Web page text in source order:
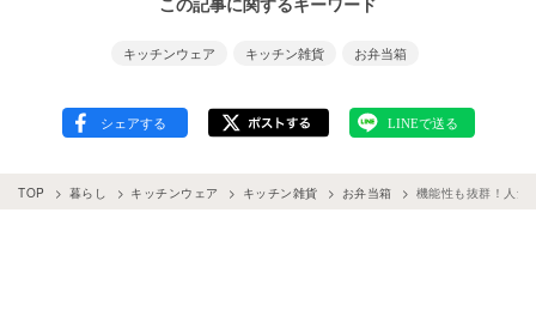
キッチンウェア キッチン雑貨 お弁当箱
TOP 暮らし キッチンウェア キッチン雑貨 お弁当箱 機能性も抜群！人気